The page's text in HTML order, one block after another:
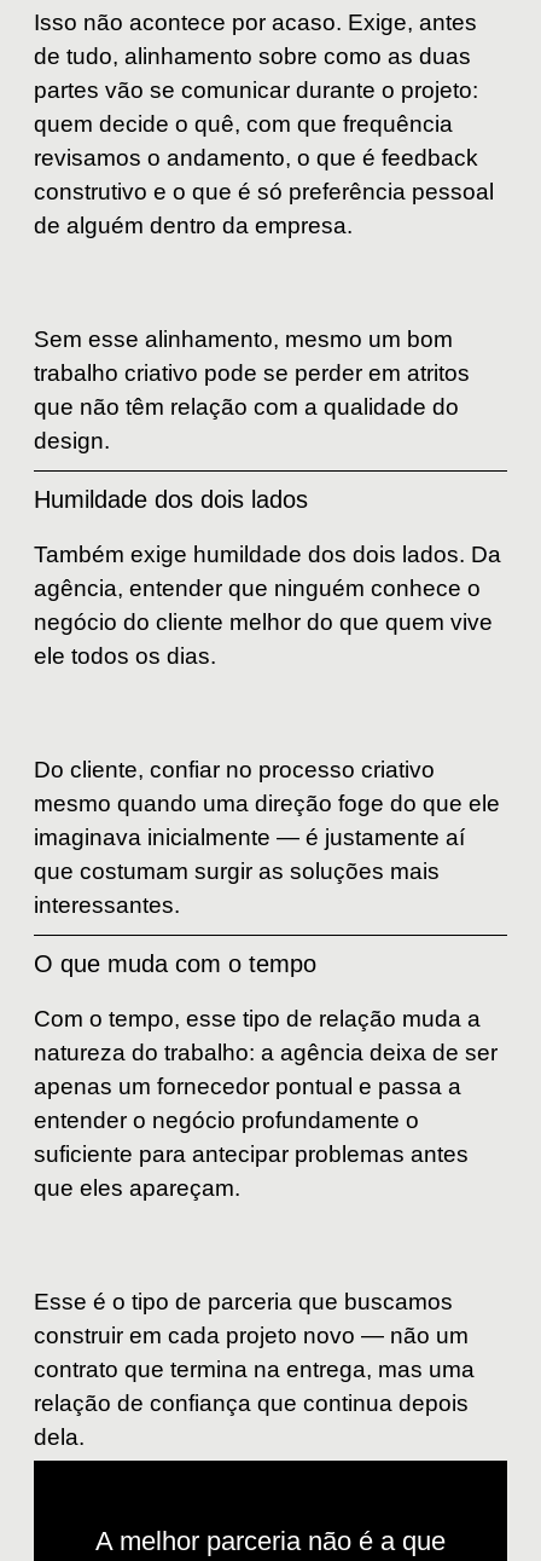
Isso não acontece por acaso. Exige, antes
de tudo, alinhamento sobre como as duas
partes vão se comunicar durante o projeto:
quem decide o quê, com que frequência
revisamos o andamento, o que é feedback
construtivo e o que é só preferência pessoal
de alguém dentro da empresa.
Sem esse alinhamento, mesmo um bom
trabalho criativo pode se perder em atritos
que não têm relação com a qualidade do
design.
Humildade dos dois lados
Também exige humildade dos dois lados. Da
agência, entender que ninguém conhece o
negócio do cliente melhor do que quem vive
ele todos os dias.
Do cliente, confiar no processo criativo
mesmo quando uma direção foge do que ele
imaginava inicialmente — é justamente aí
que costumam surgir as soluções mais
interessantes.
O que muda com o tempo
Com o tempo, esse tipo de relação muda a
natureza do trabalho: a agência deixa de ser
apenas um fornecedor pontual e passa a
entender o negócio profundamente o
suficiente para antecipar problemas antes
que eles apareçam.
Esse é o tipo de parceria que buscamos
construir em cada projeto novo — não um
contrato que termina na entrega, mas uma
relação de confiança que continua depois
dela.
A melhor parceria não é a que